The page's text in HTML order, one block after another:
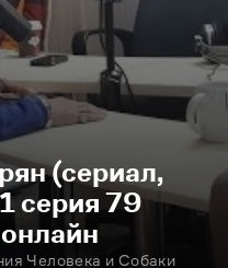
(сериал,
серия 79
Человека и Собаки